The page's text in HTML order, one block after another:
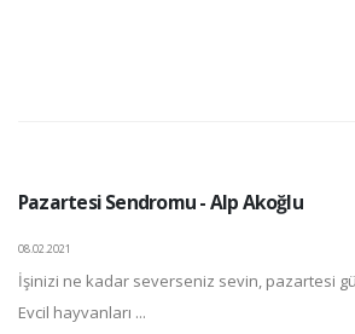
Pazartesi Sendromu - Alp Akoğlu
08.02.2021
İşinizi ne kadar severseniz sevin, pazartesi
Evcil hayvanları ...